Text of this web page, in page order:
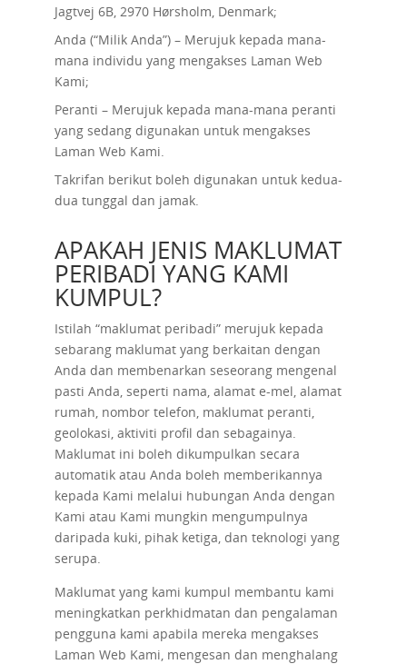
Jagtvej 6B, 2970 Hørsholm, Denmark;
Anda (“Milik Anda”) – Merujuk kepada mana-
mana individu yang mengakses Laman Web
Kami;
Peranti – Merujuk kepada mana-mana peranti
yang sedang digunakan untuk mengakses
Laman Web Kami.
Takrifan berikut boleh digunakan untuk kedua-
dua tunggal dan jamak.
APAKAH JENIS MAKLUMAT
PERIBADI YANG KAMI
KUMPUL?
Istilah “maklumat peribadi” merujuk kepada
sebarang maklumat yang berkaitan dengan
Anda dan membenarkan seseorang mengenal
pasti Anda, seperti nama, alamat e-mel, alamat
rumah, nombor telefon, maklumat peranti,
geolokasi, aktiviti profil dan sebagainya.
Maklumat ini boleh dikumpulkan secara
automatik atau Anda boleh memberikannya
kepada Kami melalui hubungan Anda dengan
Kami atau Kami mungkin mengumpulnya
daripada kuki, pihak ketiga, dan teknologi yang
serupa.
Maklumat yang kami kumpul membantu kami
meningkatkan perkhidmatan dan pengalaman
pengguna kami apabila mereka mengakses
Laman Web Kami, mengesan dan menghalang